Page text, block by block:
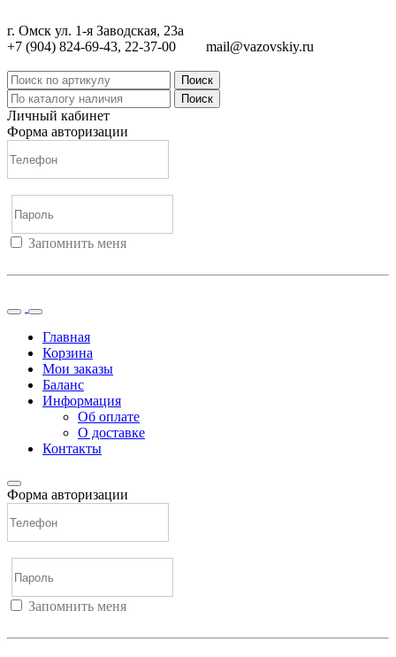
г. Омск ул. 1-я Заводская, 23а
+7 (904) 824-69-43, 22-37-00
mail@vazovskiy.ru
Поиск
Поиск
Личный кабинет
Форма авторизации
Запомнить меня
Главная
Корзина
Мои заказы
Баланс
Информация
Об оплате
О доставке
Контакты
Форма авторизации
Запомнить меня